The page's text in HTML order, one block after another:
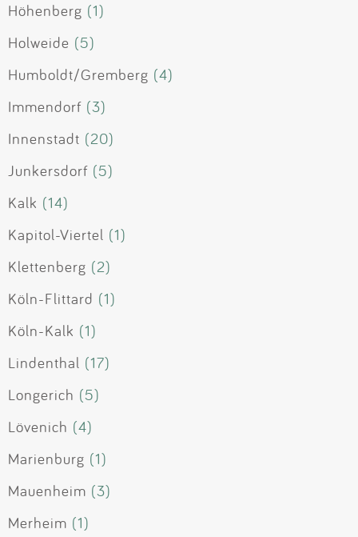
Höhenberg (1)
Holweide (5)
Humboldt/Gremberg (4)
Immendorf (3)
Innenstadt (20)
Junkersdorf (5)
Kalk (14)
Kapitol-Viertel (1)
Klettenberg (2)
Köln-Flittard (1)
Köln-Kalk (1)
Lindenthal (17)
Longerich (5)
Lövenich (4)
Marienburg (1)
Mauenheim (3)
Merheim (1)